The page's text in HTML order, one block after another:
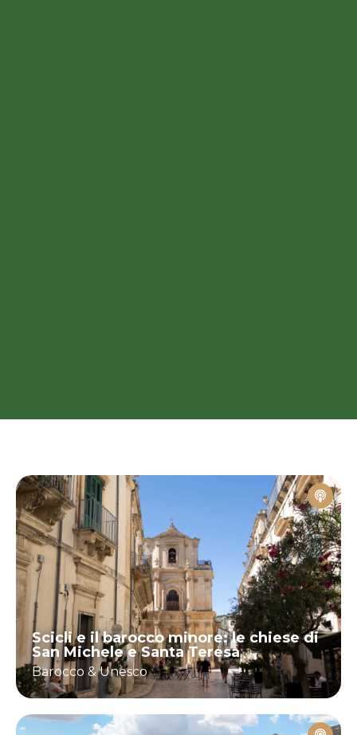
Scicli e il barocco minore: le chiese di
San Michele e Santa Teresa
Barocco & Unesco